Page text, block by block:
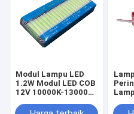
Modul Lampu LED
1.2W Modul LED COB
12V 10000K-13000K
Kerja